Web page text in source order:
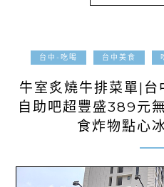
台中-吃喝 台中美食
牛室炙燒牛排菜單|
自助吧超豐盛389元
食炸物點心